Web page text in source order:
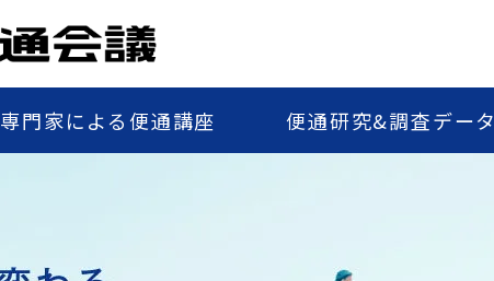
専門家による便通講座 便通研究&調査データ